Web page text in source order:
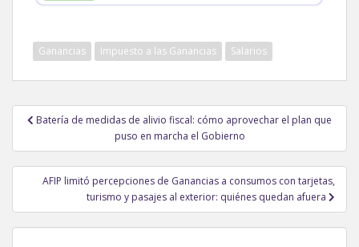
Ganancias Impuesto a las Ganancias Salarios
Navegación
entradas
Batería de medidas de alivio fiscal: cómo aprovechar el plan que
puso en marcha el Gobierno
AFIP limitó percepciones de Ganancias a consumos con tarjetas,
turismo y pasajes al exterior: quiénes quedan afuera